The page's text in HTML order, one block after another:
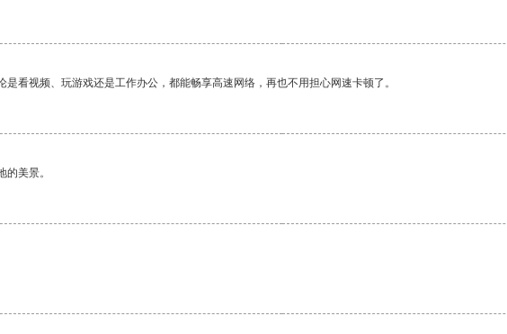
看视频、玩游戏还是工作办公，都能畅享高速网络，再也不用担心网速卡顿了。
美景。